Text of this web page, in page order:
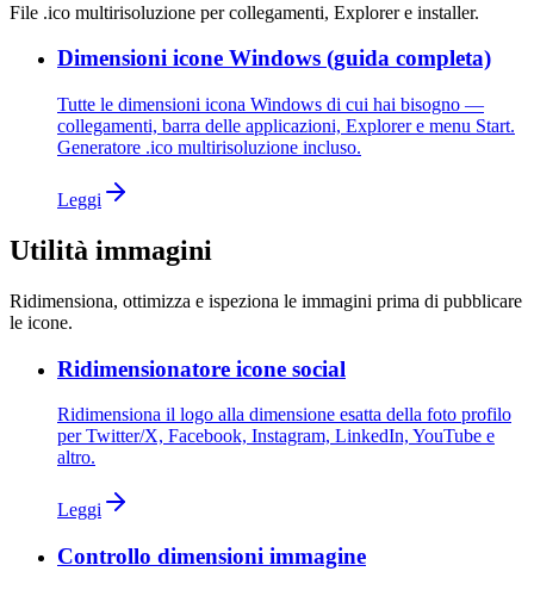
File .ico multirisoluzione per collegamenti, Explorer e installer.
Dimensioni icone Windows (guida completa)
Tutte le dimensioni icona Windows di cui hai bisogno —
collegamenti, barra delle applicazioni, Explorer e menu Start.
Generatore .ico multirisoluzione incluso.
Leggi
Utilità immagini
Ridimensiona, ottimizza e ispeziona le immagini prima di pubblicare
le icone.
Ridimensionatore icone social
Ridimensiona il logo alla dimensione esatta della foto profilo
per Twitter/X, Facebook, Instagram, LinkedIn, YouTube e
altro.
Leggi
Controllo dimensioni immagine